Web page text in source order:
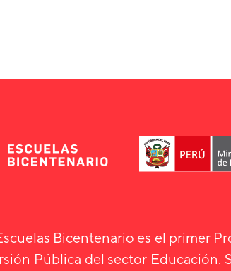
Bicentenario es el primer
Pública del sector Educación.